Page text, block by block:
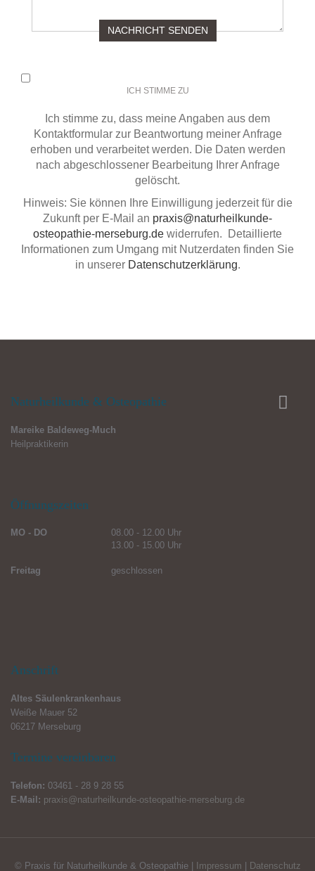
ICH STIMME ZU
Ich stimme zu, dass meine Angaben aus dem
Kontaktformular zur Beantwortung meiner Anfrage
erhoben und verarbeitet werden. Die Daten werden
nach abgeschlossener Bearbeitung Ihrer Anfrage
gelöscht.
Hinweis: Sie können Ihre Einwilligung jederzeit für die
Zukunft per E-Mail an praxis@naturheilkunde-
osteopathie-merseburg.de widerrufen. Detaillierte
Informationen zum Umgang mit Nutzerdaten finden Sie
in unserer Datenschutzerklärung.
Naturheilkunde & Osteopathie
Mareike Baldeweg-Much
Heilpraktikerin
Öffnungszeiten
MO - DO
08.00 - 12.00 Uhr
13.00 - 15.00 Uhr
Freitag geschlossen
Anschrift
Altes Säulenkrankenhaus
Weiße Mauer 52
06217 Merseburg
Termine vereinbaren
Telefon: 03461 - 28 9 28 55
E-Mail: praxis@naturheilkunde-osteopathie-merseburg.de
© Praxis für Naturheilkunde & Osteopathie | Impressum Datenschutz